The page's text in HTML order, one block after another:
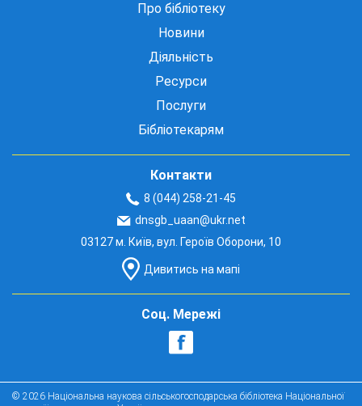
Про бібліотеку
Новини
Діяльність
Ресурси
Послуги
Бібліотекарям
Контакти
8 (044) 258-21-45
dnsgb_uaan@ukr.net
03127 м. Київ, вул. Героїв Оборони, 10
Дивитись на мапі
Соц. Мережі
© 2026 Національна наукова сільськогосподарська бібліотека Національної